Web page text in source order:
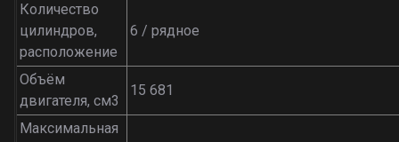
Количество
цилиндров,
расположение
6 / рядное
Объём
двигателя, см3
15 681
Максимальная